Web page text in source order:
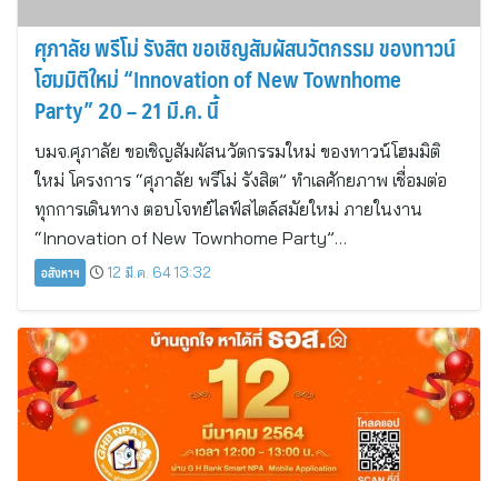
ศุภาลัย พรีโม่ รังสิต ขอเชิญสัมผัสนวัตกรรม ของทาวน์
โฮมมิติใหม่ “Innovation of New Townhome
Party” 20 – 21 มี.ค. นี้
บมจ.ศุภาลัย ขอเชิญสัมผัสนวัตกรรมใหม่ ของทาวน์โฮมมิติ
ใหม่ โครงการ “ศุภาลัย พรีโม่ รังสิต” ทำเลศักยภาพ เชื่อมต่อ
ทุกการเดินทาง ตอบโจทย์ไลฟ์สไตล์สมัยใหม่ ภายในงาน
“Innovation of New Townhome Party”…
อสังหาฯ 12 มี.ค. 64 13:32